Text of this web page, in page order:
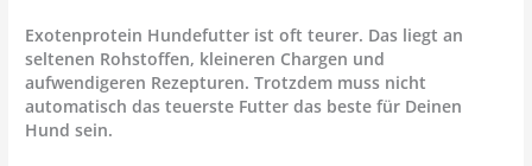
Exotenprotein Hundefutter ist oft teurer. Das liegt an
seltenen Rohstoffen, kleineren Chargen und
aufwendigeren Rezepturen. Trotzdem muss nicht
automatisch das teuerste Futter das beste für Deinen
Hund sein.